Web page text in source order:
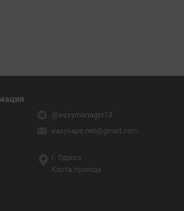
@easymanager13
easyvape.net@gmail.com
г. Одесса
Карта проезда